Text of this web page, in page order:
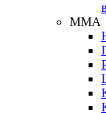
ММА